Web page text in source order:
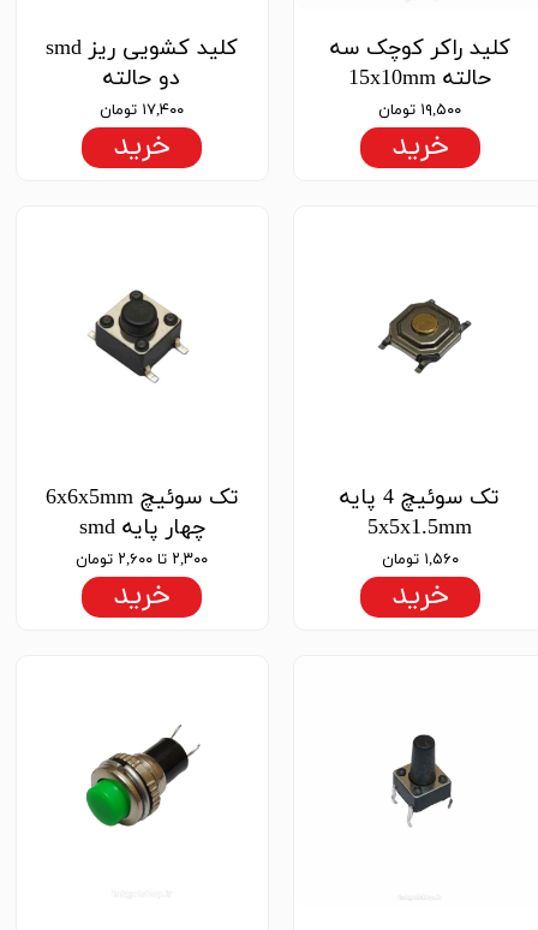
کلید راکر کوچک سه
حالته 15x10mm
۱۹,۵۰۰ تومان
خرید
کلید کشویی ریز smd
دو حالته
۱۷,۴۰۰ تومان
خرید
تک سوئیچ 4 پایه
5x5x1.5mm
۱,۵۶۰ تومان
خرید
تک سوئیچ 6x6x5mm
چهار پایه smd
۲,۳۰۰ تا ۲,۶۰۰ تومان
خرید